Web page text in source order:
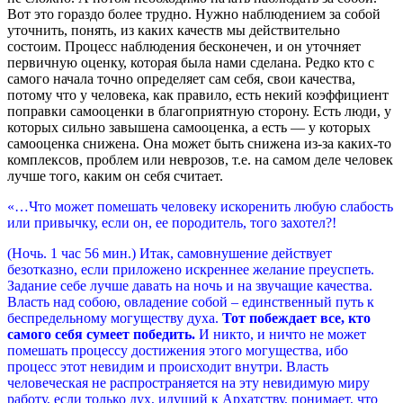
Вот это гораздо более трудно. Нужно наблюдением за собой
уточнить, понять, из каких качеств мы действительно
состоим. Процесс наблюдения бесконечен, и он уточняет
первичную оценку, которая была нами сделана. Редко кто с
самого начала точно определяет сам себя, свои качества,
потому что у человека, как правило, есть некий коэффициент
поправки самооценки в благоприятную сторону. Есть люди, у
которых сильно завышена самооценка, а есть — у которых
самооценка снижена. Она может быть снижена из-за каких-то
комплексов, проблем или неврозов, т.е. на самом деле человек
лучше того, каким он себя считает.
«…Что может помешать человеку искоренить любую слабость
или привычку, если он, ее породитель, того захотел?!
(Ночь. 1 час 56 мин.) Итак, самовнушение действует
безотказно, если приложено искреннее желание преуспеть.
Задание себе лучше давать на ночь и на звучащие качества.
Власть над собою, овладение собой – единственный путь к
беспредельному могуществу духа. Тот побеждает все, кто
самого себя сумеет победить. И никто, и ничто не может
помешать процессу достижения этого могущества, ибо
процесс этот невидим и происходит внутри. Власть
человеческая не распространяется на эту невидимую миру
работу, если только дух, идущий к Архатству, понимает, что